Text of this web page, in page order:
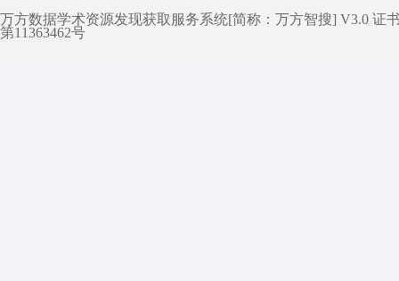
万方数据学术资源发现获取服务系统[简称：万方智搜] V3.0 证
第11363462号